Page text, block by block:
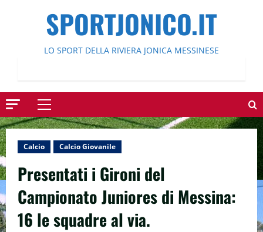
SPORTJONICO.IT
LO SPORT DELLA RIVIERA JONICA MESSINESE
Menu
principale
Calcio Calcio Giovanile
Presentati i Gironi del
Campionato Juniores di Messina:
16 le squadre al via.